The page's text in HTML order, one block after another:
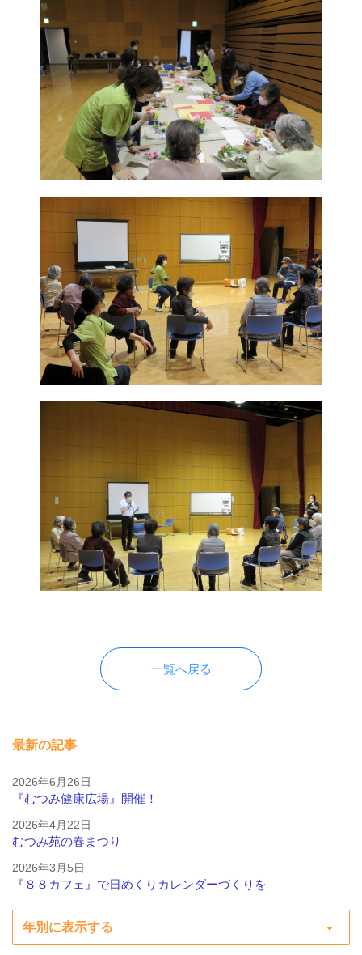
一覧へ戻る
最新の記事
2026年6月26日
『むつみ健康広場』開催！
2026年4月22日
むつみ苑の春まつり
2026年3月5日
『８８カフェ』で日めくりカレンダーづくりを
年別に表示する